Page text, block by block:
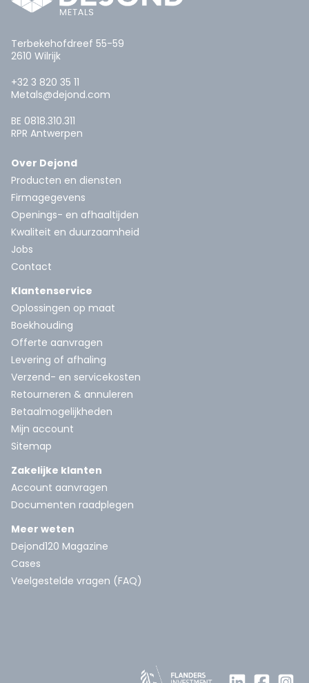
Terbekehofdreef 55-59
2610 Wilrijk
+32 3 820 35 11
Metals@dejond.com
BE 0818.310.311
RPR Antwerpen
Over Dejond
Producten en diensten
Firmagegevens
Openings- en afhaaltijden
Kwaliteit en duurzaamheid
Jobs
Contact
Klantenservice
Oplossingen op maat
Boekhouding
Offerte aanvragen
Levering of afhaling
Verzend- en servicekosten
Retourneren & annuleren
Betaalmogelijkheden
Mijn account
Sitemap
Zakelijke klanten
Account aanvragen
Documenten raadplegen
Meer weten
Dejond120 Magazine
Cases
Veelgestelde vragen (FAQ)